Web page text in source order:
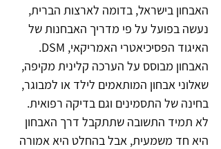
האבחון בישראל, בדומה לארצות הברית,
נעשה בפועל על פי מדריך האבחנות של
האיגוד הפסיכיאטרי האמריקאי, DSM.
האבחון מבוסס על הערכה קלינית מקיפה,
שאלוני אבחון המותאמים לילד או למבוגר,
בחינה של התסמינים וגם בדיקה רפואית.
לא תמיד התשובה שתתקבל דרך האבחון
היא חד משמעית, אבל בהחלט היא אמורה